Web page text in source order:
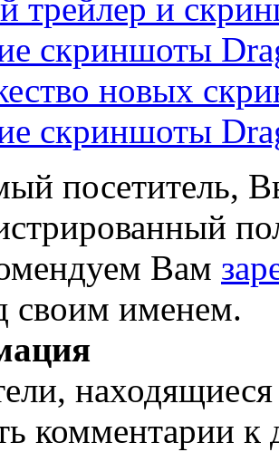
трейлер и
скриншоты
новых
скриншоты
посетитель,
Вам
своим именем.
комментарии